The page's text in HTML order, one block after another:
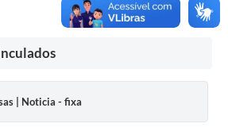
| Noticia - fixa